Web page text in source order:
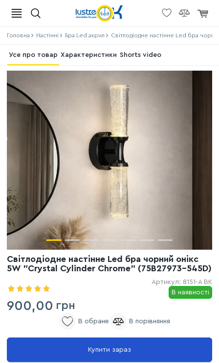
Головна Настінні Бра Led акрил Світлодіодне настінне Led бра
Усе про товар Характеристики Shorts video
Світлодіодне настінне Led бра чорний онікс
5W "Crystal Cylinder Chrome" (75B27973-545D)
Артикул: 8151-A BK
В наявності
900,00 грн
Купити зараз